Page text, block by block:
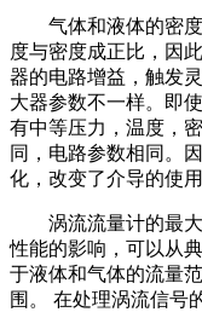
气体和液体的密度
度与密度成正比，因
器的电路增益，触发
大器参数不一样。即
有中等压力，温度，
同，电路参数相同。
化，改变了介导的使
涡流流量计的最大
性能的影响，可以从
于液体和气体的流量
围。 在处理涡流信号